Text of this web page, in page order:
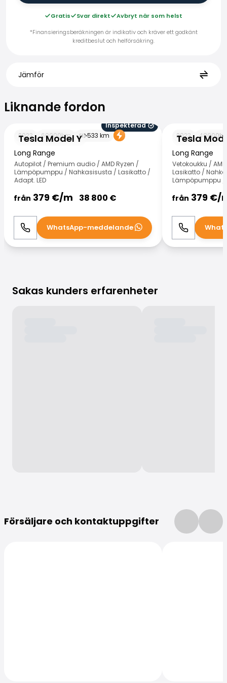
Gratis Svar direkt
Avbryt när som helst
*Finansieringsberäkningen är indikativ och kräver ett godkänt
kreditbeslut och helförsäkring.
Jämför
Liknande fordon
Tesla Model Y
Inspekterad
2023
60000km 533 km
Long Range
Autopilot / Premium audio / AMD Ryzen /
Lämpöpumppu / Nahkasisusta / Lasikatto /
Adapt. LED
från 379 €/m 38 800 €
Ring WhatsApp
WhatsApp-meddelande
Tesla
2023 48000
Long Range
Vetokoukku /
Lasikatto /
Lämpöpumppu /
från 379 €/
Ring
Sakas kunders erfarenheter
Försäljare och kontaktuppgifter